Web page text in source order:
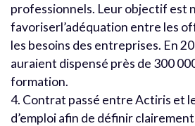
professionnels. Leur objectif est
favoriserl’adéquation entre les
les besoins des entreprises. En
auraient dispensé près de 300
formation.
4. Contrat passé entre Actiris et
d’emploi afin de définir